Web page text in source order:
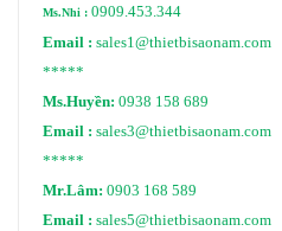
Ms.Nhi : 0909.453.344
Email : sales1@thietbisaonam.com
*****
Ms.Huyền: 0938 158 689
Email : sales3@thietbisaonam.com
*****
Mr.Lâm: 0903 168 589
Email : sales5@thietbisaonam.com